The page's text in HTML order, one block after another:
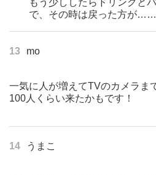
もう少ししたらドリンクと
で、その時は戻った方が
13 mo
一気に人が増えてTVのカメラま
100人くらい来たかもです！
14 うまこ